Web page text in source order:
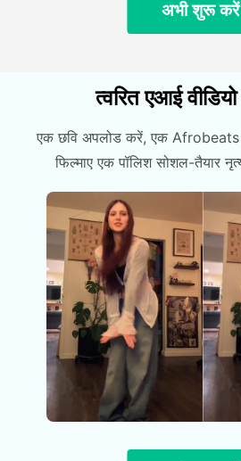
अभी शुरू करें
त्वरित एआई
एक छवि अपलोड करें, एक Afrobeats
फिल्माए एक पॉलिश सोशल-तैयार